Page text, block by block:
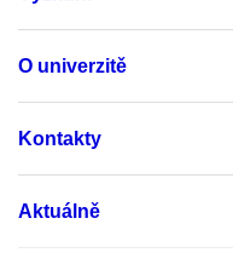
O univerzitě
Kontakty
Aktuálně